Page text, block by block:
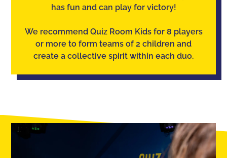
has fun and can play for victory!
We recommend Quiz Room Kids for 8 players
or more to form teams of 2 children and
create a collective spirit within each duo.